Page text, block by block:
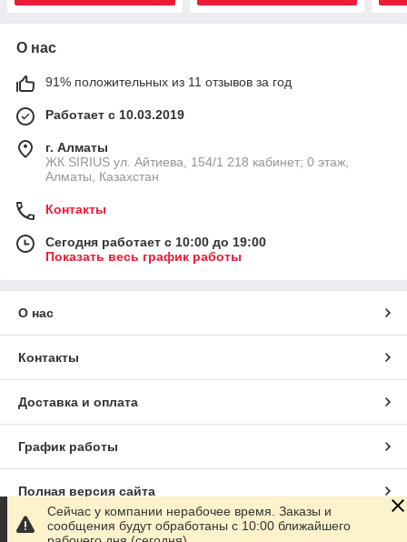
О нас
91% положительных из 11 отзывов за год
Работает с 10.03.2019
г. Алматы
​ЖК SIRIUS​ ул. Айтиева, 154/1​ 218 кабинет; 0 этаж,
Алматы, Казахстан
Контакты
Сегодня работает с 10:00 до 19:00
Показать весь график работы
О нас
Контакты
Доставка и оплата
График работы
Полная версия сайта
Сайт создан на маркетплейсе
Сейчас у компании нерабочее время. Заказы и
сообщения будут обработаны с 10:00 ближайшего